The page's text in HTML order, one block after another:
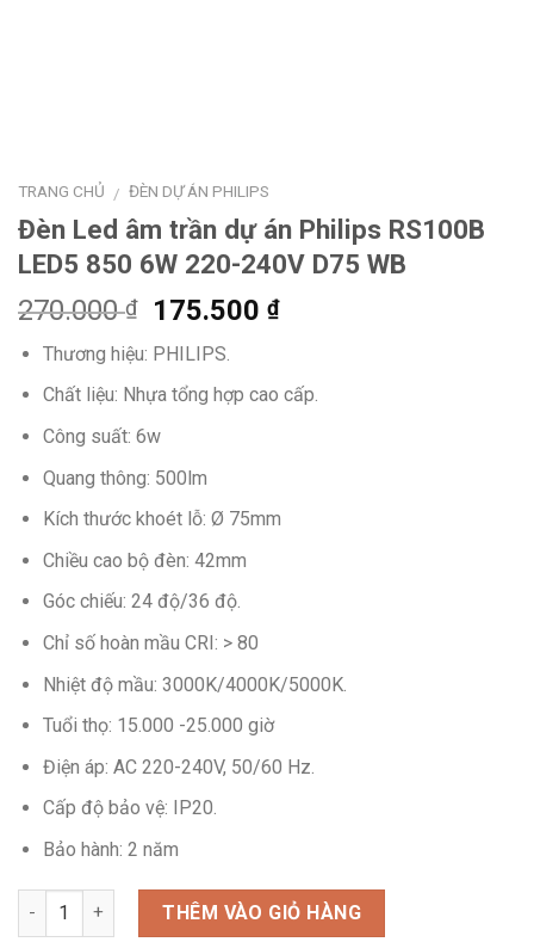
TRANG CHỦ / ĐÈN DỰ ÁN PHILIPS
Đèn Led âm trần dự án Philips RS100B
LED5 850 6W 220-240V D75 WB
270.000₫
Giá
gốc
là:
270.000 ₫.
175.500₫Giá
là:
Thương hiệu: PHILIPS.
Chất liệu: Nhựa tổng hợp cao cấp.
Công suất: 6w
Quang thông: 500lm
Kích thước khoét lỗ: Ø 75mm
Chiều cao bộ đèn: 42mm
Góc chiếu: 24 độ/36 độ.
Chỉ số hoàn mầu CRI: > 80
Nhiệt độ mầu: 3000K/4000K/5000K.
Tuổi thọ: 15.000 -25.000 giờ
Điện áp: AC 220-240V, 50/60 Hz.
Cấp độ bảo vệ: IP20.
Bảo hành: 2 năm
Số lượng THÊM VÀO GIỎ HÀNG